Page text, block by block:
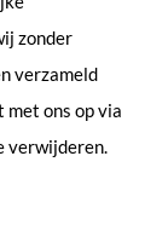
zonder
verzameld
met ons op via
verwijderen.